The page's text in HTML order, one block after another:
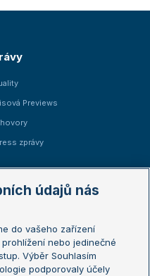
Previews
zprávy
Open
Open
údajů nás
do vašeho zařízení
nebo jedinečné
Výběr Souhlasím
podporovaly účely